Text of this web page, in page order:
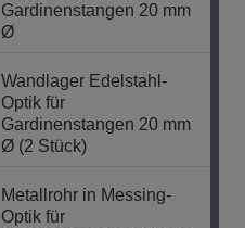
Gardinenstangen 20 mm
Ø
Wandlager Edelstahl-
Optik für
Gardinenstangen 20 mm
Ø (2 Stück)
Metallrohr in Messing-
Optik für